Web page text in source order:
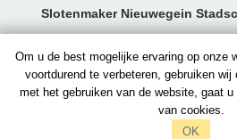
Om u de best mogelijke ervaring op onze
voortdurend te verbeteren, gebruiken
met het gebruiken van de website, gaat
van cookies.
OK
Slotenmaker Nieuwegein
Contact: